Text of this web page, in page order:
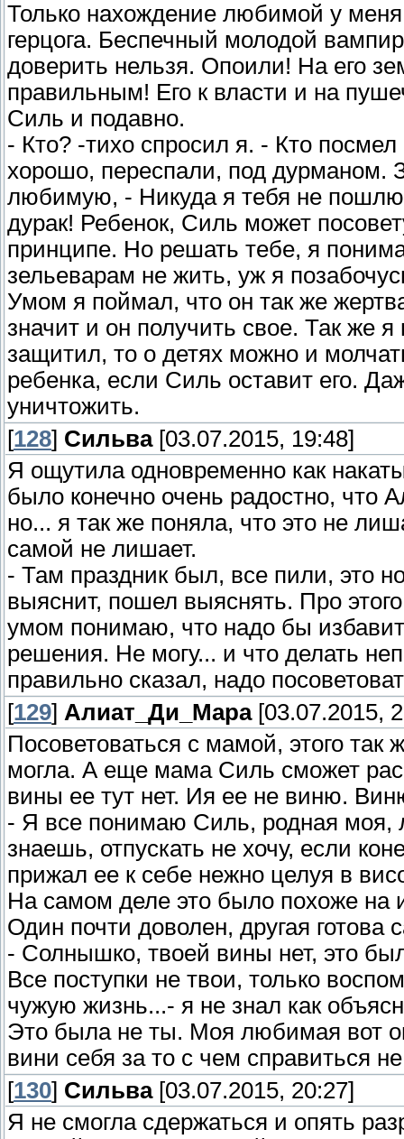
Только нахождение любимой у меня
герцога. Беспечный молодой
доверить нельзя. Опоили! На его
правильным! Его к власти и на
Силь и подавно.
- Кто? -тихо спросил я. - Кто
хорошо, переспали, под дурманом.
любимую, - Никуда я тебя не
дурак! Ребенок, Силь может
принципе. Но решать тебе, я
зельеварам не жить, уж я
Умом я поймал, что он так же
значит и он получить свое. Так же
защитил, то о детях можно и
ребенка, если Силь оставит его.
уничтожить.
[128] Сильва[03.07.2015, 19:48]
Я ощутила одновременно как
было конечно очень радостно, что
но... я так же поняла, что это не
самой не лишает.
- Там праздник был, все пили, это
выяснит, пошел выяснять. Про
умом понимаю, что надо бы
решения. Не могу... и что делать
правильно сказал, надо
[129] Алиат_Ди_Мара[03.07.2015,
Посоветоваться с мамой, этого так
могла. А еще мама Силь сможет
вины ее тут нет. Ия ее не виню.
- Я все понимаю Силь, родная моя,
знаешь, отпускать не хочу, если
прижал ее к себе нежно целуя в
На самом деле это было похоже на
Один почти доволен, другая готова
- Солнышко, твоей вины нет, это
Все поступки не твои, только
чужую жизнь...- я не знал как
Это была не ты. Моя любимая вот
вини себя за то с чем справиться
[130] Сильва[03.07.2015, 20:27]
Я не смогла сдержаться и опять